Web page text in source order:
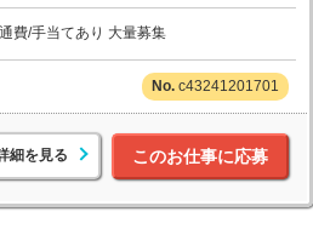
費/手当てあり 大量募集
c43241201701
細を見る このお仕事に応募